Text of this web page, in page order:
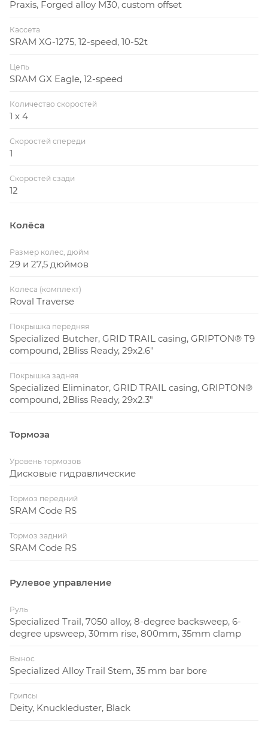
Praxis, Forged alloy M30, custom offset
Кассета
SRAM XG-1275, 12-speed, 10-52t
Цепь
SRAM GX Eagle, 12-speed
Количество скоростей
1 x 4
Скоростей спереди
1
Скоростей сзади
12
Колёса
Размер колес, дюйм
29 и 27,5 дюймов
Колеса (комплект)
Roval Traverse
Покрышка передняя
Specialized Butcher, GRID TRAIL casing, GRIPTON® T9
compound, 2Bliss Ready, 29x2.6"
Покрышка задняя
Specialized Eliminator, GRID TRAIL casing, GRIPTON®
compound, 2Bliss Ready, 29x2.3"
Тормоза
Уровень тормозов
Дисковые гидравлические
Тормоз передний
SRAM Code RS
Тормоз задний
SRAM Code RS
Рулевое управление
Руль
Specialized Trail, 7050 alloy, 8-degree backsweep, 6-
degree upsweep, 30mm rise, 800mm, 35mm clamp
Вынос
Specialized Alloy Trail Stem, 35 mm bar bore
Грипсы
Deity, Knuckleduster, Black